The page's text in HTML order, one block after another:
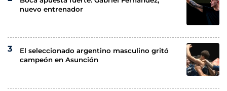
nuevo entrenador
El seleccionado argentino masculino gritó
campeón en Asunción